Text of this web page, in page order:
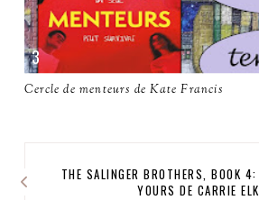
Cercle de menteurs de Kate Francis
THE SALINGER BROTHERS, BOOK
YOURS DE CARRIE